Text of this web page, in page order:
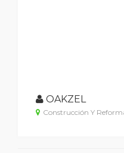
OAKZEL
Construcción Y